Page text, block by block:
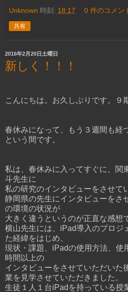
Unknown 時刻: 18:17 0 件のコメン
共有
2016年2月20日土曜日
新しく！！！
こんにちは。お久しぶりです。９
春休みになって、もう３週間も経
という間です。
私は、春休みに入ってすぐに、関
斗先生に
私の研究のインタビューをさせて
静岡県の先生にインタビューをさ
の環境の状況が
大きく違うというのが正直な感想
横山先生には、iPad導入のプロジ
た経緯をはじめ、
現状・課題、iPadの使用方法、使
時間以上の
インタビューをさせていただいた
業を見学させていただきました。
生徒１人１台iPadを持っている授